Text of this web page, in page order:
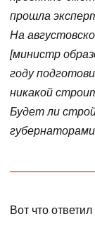
прошла
На
[министр
году
никакой
Будет ли
Вот что